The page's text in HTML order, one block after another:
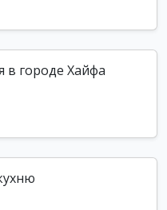
в городе Хайфа